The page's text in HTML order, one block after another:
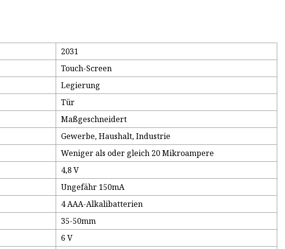
2031
Touch-Screen
Legierung
Tür
Maßgeschneidert
Gewerbe, Haushalt, Industrie
Weniger als oder gleich 20 Mikroampere
4,8 V
Ungefähr 150mA
4 AAA-Alkalibatterien
35-50mm
6 V